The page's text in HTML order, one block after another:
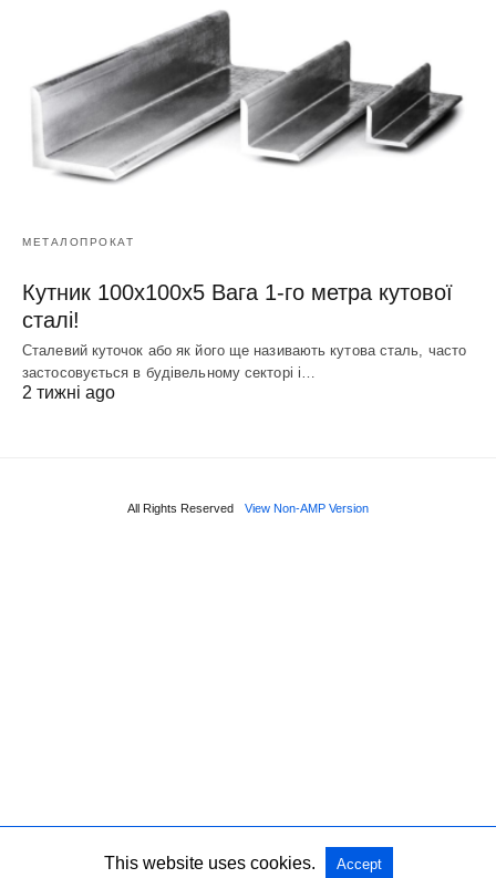
МЕТАЛОПРОКАТ
Кутник 100х100х5 Вага 1-го метра кутової
сталі!
Сталевий куточок або як його ще називають кутова сталь, часто
застосовується в будівельному секторі і…
2 тижні ago
All Rights Reserved View Non-AMP Version
This website uses cookies. Accept